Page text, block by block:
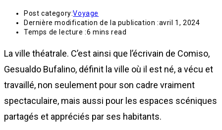
Post category:Voyage
Dernière modification de la publication :avril 1, 2024
Temps de lecture :6 mins read
La ville théatrale. C’est ainsi que l’écrivain de Comiso,
Gesualdo Bufalino, définit la ville où il est né, a vécu et
travaillé, non seulement pour son cadre vraiment
spectaculaire, mais aussi pour les espaces scéniques
partagés et appréciés par ses habitants.